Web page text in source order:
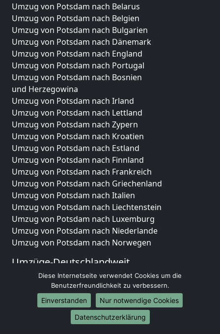
Umzug von Potsdam nach Belarus
Umzug von Potsdam nach Belgien
Umzug von Potsdam nach Bulgarien
Umzug von Potsdam nach Dänemark
Umzug von Potsdam nach England
Umzug von Potsdam nach Portugal
Umzug von Potsdam nach Bosnien
und Herzegowina
Umzug von Potsdam nach Irland
Umzug von Potsdam nach Lettland
Umzug von Potsdam nach Zypern
Umzug von Potsdam nach Kroatien
Umzug von Potsdam nach Estland
Umzug von Potsdam nach Finnland
Umzug von Potsdam nach Frankreich
Umzug von Potsdam nach Griechenland
Umzug von Potsdam nach Italien
Umzug von Potsdam nach Liechtenstein
Umzug von Potsdam nach Luxemburg
Umzug von Potsdam nach Niederlande
Umzug von Potsdam nach Norwegen
Umzüge-Deutschlandweit
Umzug von Potsdam nach Berlin
Umzug von Potsdam nach Hamburg
Umzug von Potsdam nach München
Umzug von Potsdam nach Köln
Umzug von Potsdam nach Frankfurt am Main
Diese Internetseite verwendet Cookies um die
Benutzerfreundlichkeit zu verbessern.
Einverstanden
Nur notwendige Cookies
Datenschutzerklärung